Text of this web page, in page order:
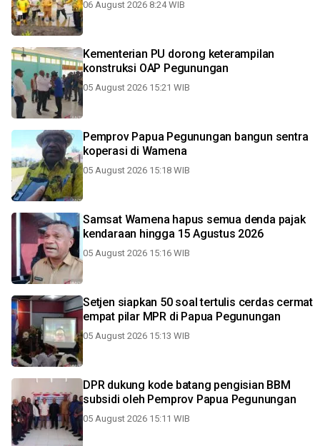
06 August 2026 8:24 WIB
Kementerian PU dorong keterampilan
konstruksi OAP Pegunungan
05 August 2026 15:21 WIB
Pemprov Papua Pegunungan bangun sentra
koperasi di Wamena
05 August 2026 15:18 WIB
Samsat Wamena hapus semua denda pajak
kendaraan hingga 15 Agustus 2026
05 August 2026 15:16 WIB
Setjen siapkan 50 soal tertulis cerdas cermat
empat pilar MPR di Papua Pegunungan
05 August 2026 15:13 WIB
DPR dukung kode batang pengisian BBM
subsidi oleh Pemprov Papua Pegunungan
05 August 2026 15:11 WIB